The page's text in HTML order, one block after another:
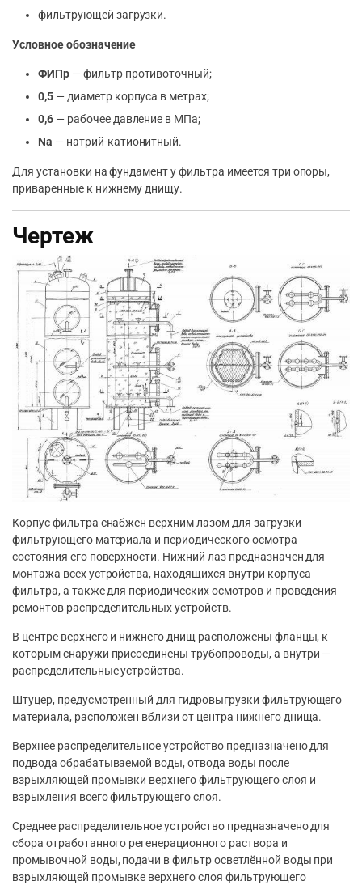
фильтрующей загрузки.
Условное обозначение
ФИПр— фильтр противоточный;
0,5— диаметр корпуса в метрах;
0,6— рабочее давление в МПа;
Na — натрий-катионитный.
Для установки на фундамент у фильтра имеется три опоры,
приваренные к нижнему днищу.
Чертеж
Корпус фильтра снабжен верхним лазом для загрузки
фильтрующего материала и периодического осмотра
состояния его поверхности. Нижний лаз предназначен для
монтажа всех устройства, находящихся внутри корпуса
фильтра, а также для периодических осмотров и проведения
ремонтов распределительных устройств.
В центре верхнего и нижнего днищ расположены фланцы, к
которым снаружи присоединены трубопроводы, а внутри —
распределительные устройства.
Штуцер, предусмотренный для гидровыгрузки фильтрующего
материала, расположен вблизи от центра нижнего днища.
Верхнее распределительное устройство предназначено для
подвода обрабатываемой воды, отвода воды после
взрыхляющей промывки верхнего фильтрующего слоя и
взрыхления всего фильтрующего слоя.
Среднее распределительное устройство предназначено для
сбора отработанного регенерационного раствора и
промывочной воды, подачи в фильтр осветлённой воды при
взрыхляющей промывке верхнего слоя фильтрующего